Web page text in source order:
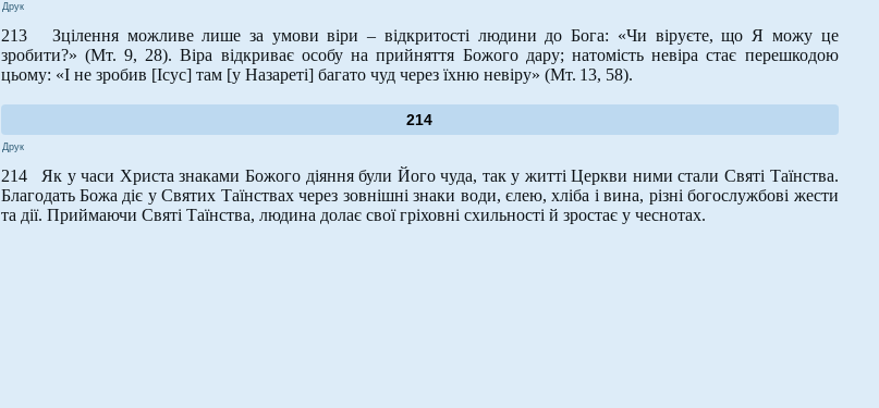
Друк
213 Зцілення можливе лише за умови віри – відкритості людини до Бога: «Чи віруєте, що Я можу це
зробити?» (Мт. 9, 28). Віра відкриває особу на прийняття Божого дару; натомість невіра стає перешкодою
цьому: «І не зробив [Ісус] там [у Назареті] багато чуд через їхню невіру» (Мт. 13, 58).
214
Друк
214 Як у часи Христа знаками Божого діяння були Його чуда, так у житті Церкви ними стали Святі Таїнства.
Благодать Божа діє у Святих Таїнствах через зовнішні знаки води, єлею, хліба і вина, різні богослужбові жести
та дії. Приймаючи Святі Таїнства, людина долає свої гріховні схильності й зростає у чеснотах.